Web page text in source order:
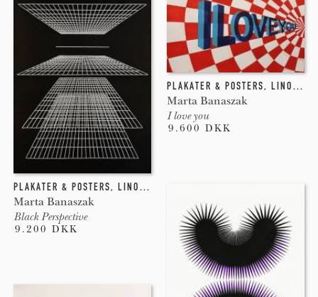
PLAKATER & POSTERS, LINOLEUMSTRYK
Marta Banaszak
I love you
9.600 DKK
PLAKATER & POSTERS, LINOLEUMSTRYK
Marta Banaszak
Black Perspective
9.200 DKK